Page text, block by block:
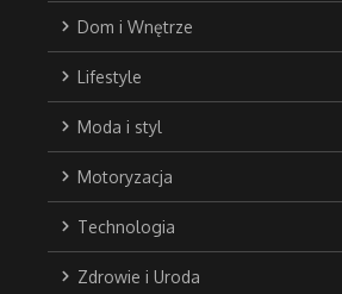
Dom i Wnętrze
Lifestyle
Moda i styl
Motoryzacja
Technologia
Zdrowie i Uroda